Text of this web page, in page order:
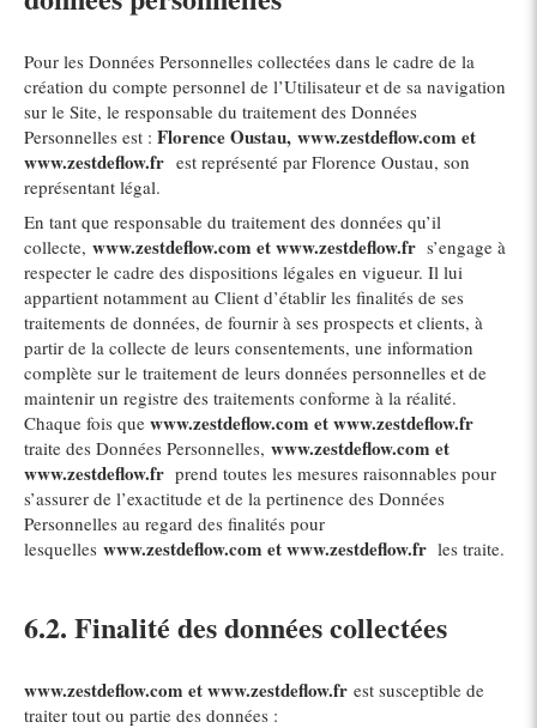
Pour les Données Personnelles collectées dans le cadre de la
création du compte personnel de l’Utilisateur et de sa navigation
sur le Site, le responsable du traitement des Données
Personnelles est : Florence Oustau, www.zestdeflow.com et
www.zestdeflow.fr est représenté par Florence Oustau, son
représentant légal.
En tant que responsable du traitement des données qu’il
collecte, www.zestdeflow.com et www.zestdeflow.fr s’engage à
respecter le cadre des dispositions légales en vigueur. Il lui
appartient notamment au Client d’établir les finalités de ses
traitements de données, de fournir à ses prospects et clients, à
partir de la collecte de leurs consentements, une information
complète sur le traitement de leurs données personnelles et de
maintenir un registre des traitements conforme à la réalité.
Chaque fois que www.zestdeflow.com et www.zestdeflow.fr
traite des Données Personnelles, www.zestdeflow.com et
www.zestdeflow.fr prend toutes les mesures raisonnables pour
s’assurer de l’exactitude et de la pertinence des Données
Personnelles au regard des finalités pour
lesquelles www.zestdeflow.com et www.zestdeflow.fr les traite.
6.2. Finalité des données collectées
www.zestdeflow.com et www.zestdeflow.fr est susceptible de
traiter tout ou partie des données :